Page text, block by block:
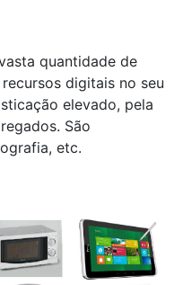
quantidade de
digitais no seu
elevado, pela
São
etc.